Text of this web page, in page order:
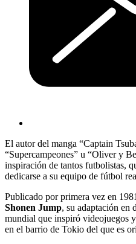
El autor del manga “Captain
“Supercampeones” u “Oliver y
inspiración de tantos futbolistas,
dedicarse a su equipo de fútbol
Publicado por primera vez en
Shonen Jump, su adaptación en
mundial que inspiró videojuegos y
en el barrio de Tokio del que es